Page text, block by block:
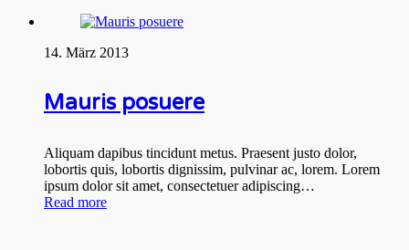
14. März 2013
Mauris posuere
Aliquam dapibus tincidunt metus. Praesent justo dolor,
lobortis quis, lobortis dignissim, pulvinar ac, lorem. Lorem
ipsum dolor sit amet, consectetuer adipiscing…
Read more